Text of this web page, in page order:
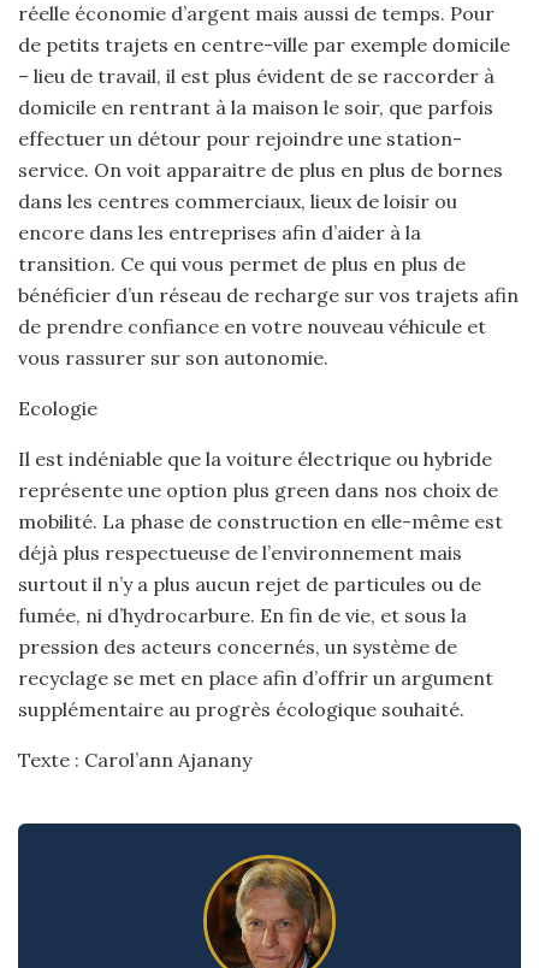
réelle économie d’argent mais aussi de temps. Pour
de petits trajets en centre-ville par exemple domicile
– lieu de travail, il est plus évident de se raccorder à
domicile en rentrant à la maison le soir, que parfois
effectuer un détour pour rejoindre une station-
service. On voit apparaitre de plus en plus de bornes
dans les centres commerciaux, lieux de loisir ou
encore dans les entreprises afin d’aider à la
transition. Ce qui vous permet de plus en plus de
bénéficier d’un réseau de recharge sur vos trajets afin
de prendre confiance en votre nouveau véhicule et
vous rassurer sur son autonomie.
Ecologie
Il est indéniable que la voiture électrique ou hybride
représente une option plus green dans nos choix de
mobilité. La phase de construction en elle-même est
déjà plus respectueuse de l’environnement mais
surtout il n’y a plus aucun rejet de particules ou de
fumée, ni d’hydrocarbure. En fin de vie, et sous la
pression des acteurs concernés, un système de
recyclage se met en place afin d’offrir un argument
supplémentaire au progrès écologique souhaité.
Texte : Carol’ann Ajanany